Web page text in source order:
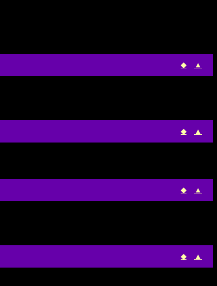
◆ ▲
◆ ▲
◆ ▲
◆ ▲